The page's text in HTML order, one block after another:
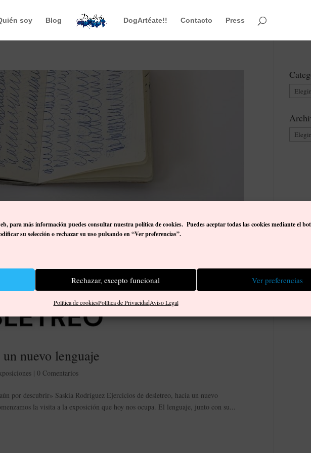
para más información puedes consultar nuestra política de cookies. Puedes aceptar todas las cookies mediante el
su selección o rechazar su uso pulsando en “Ver preferencias”.
Rechazar, excepto funcional Ver preferencias
Política de cookiesPolítica de PrivacidadAviso Legal
soy Blog DogArtéate!! Contacto Press
nuevo lenguaje
|0 Comentarios
por descubrir» Saskia Rodríguez Ejercicios de desletreo, hacia un nuevo
la visita a la exposición que hoy nos ocupa. El lenguaje, junto con su...
Archivo